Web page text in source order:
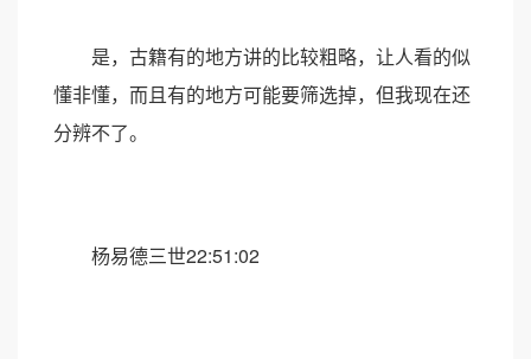
是，古籍有的地方讲的比较粗略，让人看的似
懂非懂，而且有的地方可能要筛选掉，但我现在还
分辨不了。
杨易德三世22:51:02